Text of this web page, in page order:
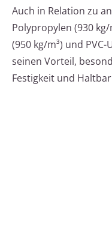
Auch in Relation zu
Polypropylen (930
(950 kg/m³) und PVC-
seinen Vorteil,
Festigkeit und